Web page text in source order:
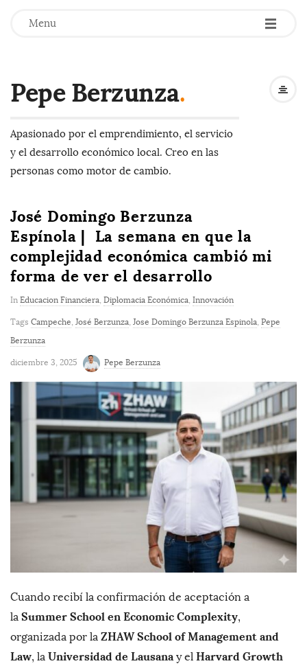
Menu -
-
-
Pepe Berzunza.
Apasionado por el emprendimiento, el servicio
y el desarrollo económico local. Creo en las
personas como motor de cambio.
José Domingo Berzunza
Espínola | La semana en que la
complejidad económica cambió mi
forma de ver el desarrollo
In Educacion Financiera, Diplomacia Económica, Innovación
Tags Campeche, José Berzunza, Jose Domingo Berzunza Espinola, Pepe
Berzunza
diciembre 3, 2025 Pepe Berzunza
Cuando recibí la confirmación de aceptación a
la Summer School en Economic Complexity,
organizada por la ZHAW School of Management and
Law, la Universidad de Lausanay el Harvard Growth